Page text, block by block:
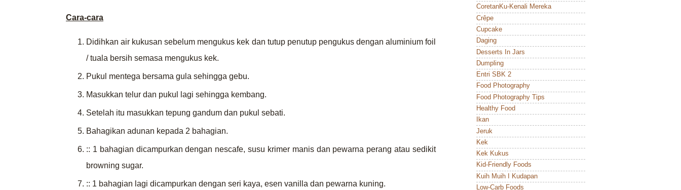
Cara-cara
Didihkan air kukusan sebelum mengukus kek dan tutup penutup pengukus dengan aluminium foil
/ tuala bersih semasa mengukus kek.
Pukul mentega bersama gula sehingga gebu.
Masukkan telur dan pukul lagi sehingga kembang.
Setelah itu masukkan tepung gandum dan pukul sebati.
Bahagikan adunan kepada 2 bahagian.
:: 1 bahagian dicampurkan dengan nescafe, susu krimer manis dan pewarna perang atau sedikit
browning sugar.
:: 1 bahagian lagi dicampurkan dengan seri kaya, esen vanilla dan pewarna kuning.
CoretanKu-Kenali Mereka
Crêpe
Cupcake
Daging
Desserts In Jars
Dumpling
Entri SBK 2
Food Photography
Food Photography Tips
Healthy Food
Ikan
Jeruk
Kek
Kek Kukus
Kid-Friendly Foods
Kuih Muih I Kudapan
Low-Carb Foods